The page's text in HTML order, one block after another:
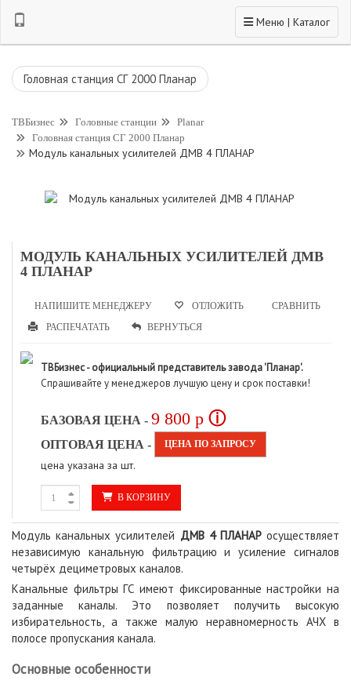
Toggle navigation
Меню | Каталог
Головная станция СГ 2000 Планар
ТВБизнес Головные станции
Planar
Головная станция СГ 2000 Планар
Модуль канальных усилителей ДМВ 4 ПЛАНАР
МОДУЛЬ КАНАЛЬНЫХ УСИЛИТЕЛЕЙ ДМВ
4 ПЛАНАР
НАПИШИТЕ МЕНЕДЖЕРУ ОТЛОЖИТЬ
СРАВНИТЬ
РАСПЕЧАТАТЬ
ВЕРНУТЬСЯ
ТВБизнес - официальный представитель завода 'Планар'.
Спрашивайте у менеджеров лучшую цену и срок поставки!
БАЗОВАЯ ЦЕНА - 9 800 p ⓘ
ОПТОВАЯ ЦЕНА - ЦЕНА ПО ЗАПРОСУ
цена указана за шт.
В КОРЗИНУ
Модуль канальных усилителей ДМВ 4 ПЛАНАРосуществляет
независимую канальную фильтрацию и усиление сигналов
четырёх дециметровых каналов.
Канальные фильтры ГС имеют фиксированные настройки на
заданные каналы. Это позволяет получить высокую
избирательность, а также малую неравномерность АЧХ в
полосе пропускания канала.
Основные особенности